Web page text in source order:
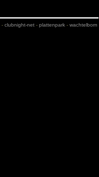
- clubnight-net - plattenpark - wachtelborn